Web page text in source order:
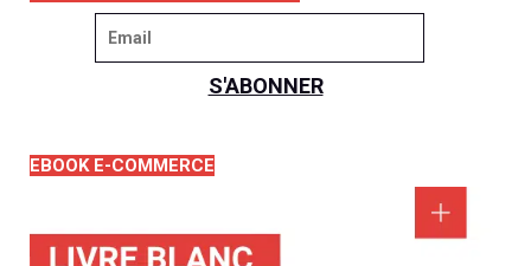
EBOOK E-COMMERCE